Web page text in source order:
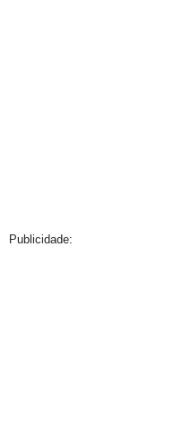
Publicidade: